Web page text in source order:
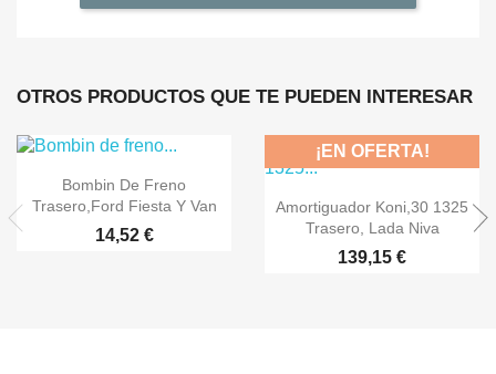
OTROS PRODUCTOS QUE TE PUEDEN INTERESAR
 Vista rápida
Bombin De Freno
Trasero,Ford Fiesta Y Van
14,52 €
 Vista rápida
Amortiguador Koni,30 1325
Trasero, Lada Niva
139,15 €
¡EN OFERTA!